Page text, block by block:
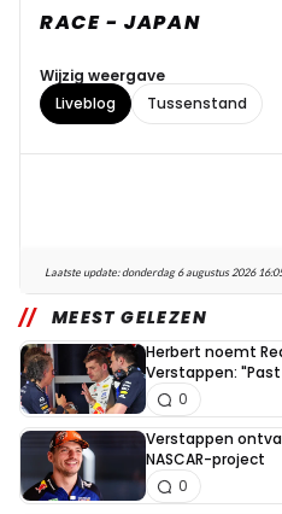
RACE - JAPAN
Wijzig weergave
Liveblog
Tussenstand
Laatste update:donderdag 6 augustus 2026
MEEST GELEZEN
Herbert noemt
Verstappen:
0
Verstappen
NASCAR-project
0